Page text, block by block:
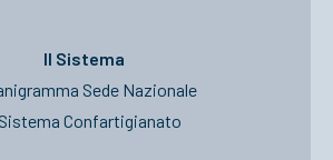
Il Sistema
Sede Nazionale
Confartigianato